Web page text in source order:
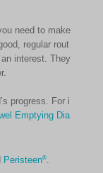
need to make
regular rout
interest. They
progress. For i
Emptying Dia
Peristeen®.